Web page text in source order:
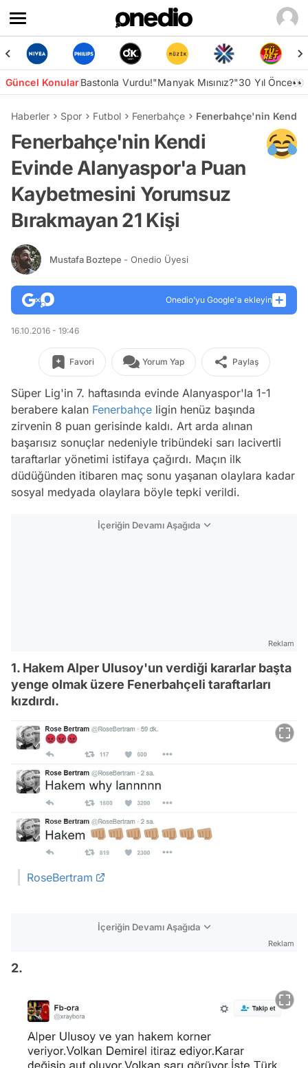
Güncel KonularBastonla Vurdu!"Manyak Mısınız?"30 Yıl Önce👀
Haberler Spor Futbol Fenerbahçe Fenerbahçe'nin Kendi
Fenerbahçe'nin Kendi
Evinde Alanyaspor'a Puan
Kaybetmesini Yorumsuz
Bırakmayan 21 Kişi
Mustafa Boztepe - Onedio Üyesi
Onedio’yu Google'a ekleyin
16.10.2016 - 19:46
Favori Yorum Yap Paylaş
Süper Lig'in 7. haftasında evinde Alanyaspor'la 1-1
berabere kalan Fenerbahçe ligin henüz başında
zirvenin 8 puan gerisinde kaldı. Art arda alınan
başarısız sonuçlar nedeniyle tribündeki sarı lacivertli
taraftarlar yönetimi istifaya çağırdı. Maçın ilk
düdüğünden itibaren maç sonu yaşanan olaylara kadar
sosyal medyada olaylara böyle tepki verildi.
İçeriğin Devamı Aşağıda
Reklam
1. Hakem Alper Ulusoy'un verdiği kararlar başta
yenge olmak üzere Fenerbahçeli taraftarları
kızdırdı.
RoseBertram
İçeriğin Devamı Aşağıda
Reklam
2.